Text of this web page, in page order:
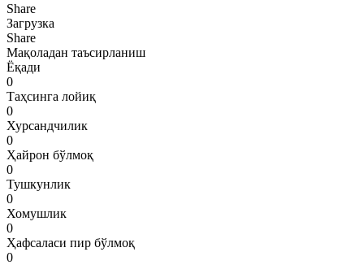
Share
Загрузка
Share
Мақоладан таъсирланиш
Ёқади
0
Таҳсинга лойиқ
0
Хурсандчилик
0
Ҳайрон бўлмоқ
0
Тушкунлик
0
Хомушлик
0
Ҳафсаласи пир бўлмоқ
0